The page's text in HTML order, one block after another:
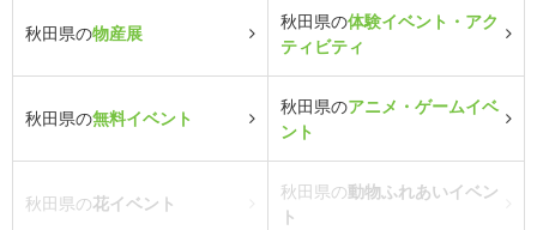
秋田県の物産展
秋田県の体験イベント・アク
ティビティ
秋田県の無料イベント
秋田県のアニメ・ゲームイベ
ント
秋田県の花イベント
秋田県の動物ふれあいイベン
ト